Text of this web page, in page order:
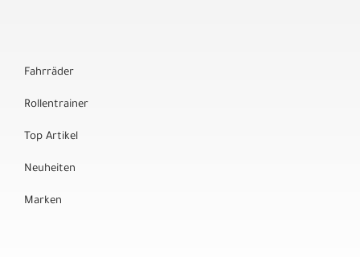
Fahrräder
Rollentrainer
Top Artikel
Neuheiten
Marken